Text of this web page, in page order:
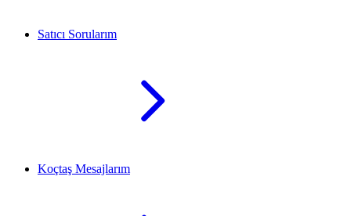
Satıcı Sorularım
Koçtaş Mesajlarım